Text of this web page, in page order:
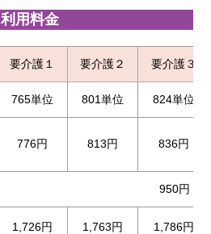
利用料金
要介護１ 要介護２ 要介護３
765単位 801単位 824単位
776円 813円 836円
950円
1,726円 1,763円 1,786円